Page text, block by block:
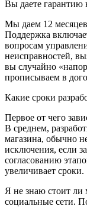
Вы даете гарантию
Мы даем 12
Поддержка
вопросам
неисправностей,
вы случайно
прописываем в
Какие сроки
Первое от чего
В среднем,
магазина, обычно
исключения, если
согласованию
увеличивает сроки.
Я не знаю стоит ли
социальные сети.